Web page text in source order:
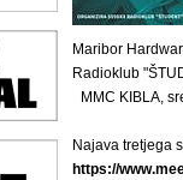
Maribor
Radioklub
MMC KIBLA,
Najava tretjega
https://